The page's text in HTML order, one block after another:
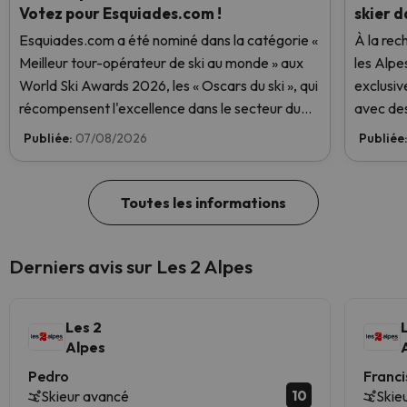
Votez pour Esquiades.com !
Esquiades.com a été nominé dans la catégorie «
Meilleur tour-opérateur de ski au monde » aux
World Ski Awards 2026, les « Oscars du ski », qui
récompensent l'excellence dans le secteur du
ski. Votez dès maintenant et aidez-nous à
Publiée: 07/08/2026
skier
À la
les
avec
Toutes les informations
Derniers avis sur Les 2 Alpes
Les 2
Alpes
Pedro
Skieur avancé
10